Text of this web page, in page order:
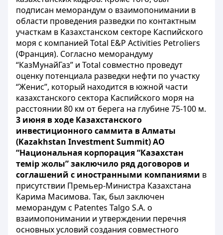
подписан меморандум о взаимопонимании в
области проведения разведки по контактным
участкам в Казахстанском секторе Каспийского
моря с компанией Total E&P Activities Petroliers
(Франция). Согласно меморандуму
“КазМунайГаз” и Total совместно проведут
оценку потенциала разведки нефти по участку
“Женис”, который находится в южной части
казахстанского сектора Каспийского моря на
расстоянии 80 км от берега на глубине 75-100 м.
3 июня в ходе Казахстанского
инвестиционного саммита в Алматы
(Kazakhstan Investment Summit) АО
“Национальная корпорация “Казахстан
темір жолы” заключило ряд договоров и
соглашений с иностранными компаниями в
присутствии Премьер-Министра Казахстана
Карима Масимова. Так, был заключен
меморандум с Patentes Talgo S.A. о
взаимопонимании и утверждении перечня
основных условий создания совместного